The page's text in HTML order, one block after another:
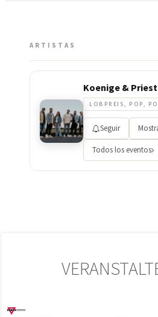
ARTISTAS
Koenige &
LOBPREIS, POP,
Seguir
Todos los eventos